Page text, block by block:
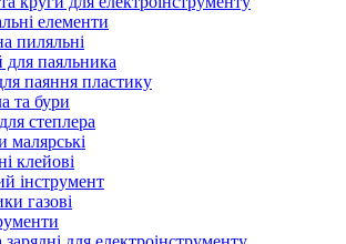
елементи
пиляльні
для паяльника
паяння пластику
та бури
степлера
малярські
клейові
інструмент
газові